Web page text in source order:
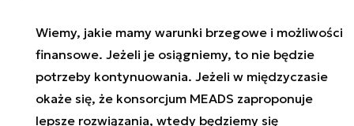
Wiemy, jakie mamy warunki brzegowe i możliwości
finansowe. Jeżeli je osiągniemy, to nie będzie
potrzeby kontynuowania. Jeżeli w międzyczasie
okaże się, że konsorcjum MEADS zaproponuje
lepsze rozwiązania, wtedy będziemy się